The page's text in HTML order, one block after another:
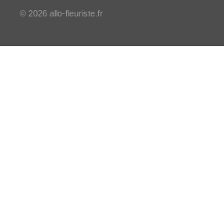
© 2026 allo-fleuriste.fr